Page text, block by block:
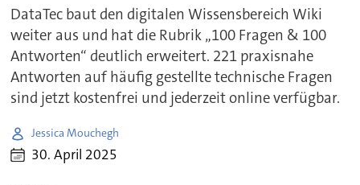
DataTec baut den digitalen Wissensbereich Wiki
weiter aus und hat die Rubrik „100 Fragen & 100
Antworten“ deutlich erweitert. 221 praxisnahe
Antworten auf häufig gestellte technische Fragen
sind jetzt kostenfrei und jederzeit online verfügbar.
Jessica Mouchegh
30. April 2025